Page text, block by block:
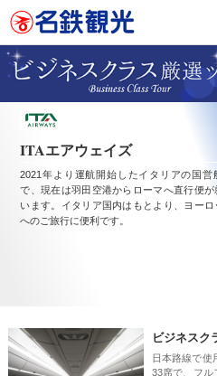
ITAエアウェイズ
2021年より運航開始したイタリアの国営
で、現在は羽田空港からローマへ直行便が
います。イタリア国内はもとより、ヨーロ
へのご旅行に便利です。
ビジネスク
日本路線で使
33席で、フル